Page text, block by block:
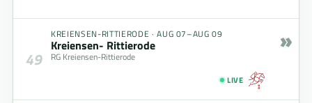
49
KREIENSEN-RITTIERODE ·AUG 07–AUG 09
Kreiensen- Rittierode
RG Kreiensen-Rittierode
LIVE
»